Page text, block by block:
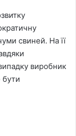
свиней. На її
виробник
бути